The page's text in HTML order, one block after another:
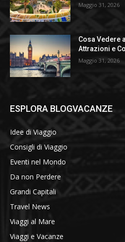
Maggio 31, 2026
Cosa Vedere
Attrazioni e
Maggio 31, 2026
ESPLORA BLOGVACANZE
Idee di Viaggio
Consigli di Viaggio
Eventi nel Mondo
Da non Perdere
Grandi Capitali
Travel News
Viaggi al Mare
Viaggi e Vacanze